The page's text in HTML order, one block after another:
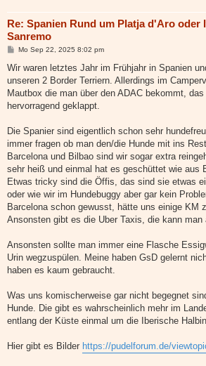
Re: Spanien Rund um Platja d'Aro oder
Sanremo
B
i
r
a
Mo Sep 22, 2025 8:02 pm
Wir waren letztes Jahr im Frühjahr in Spanien
unseren 2 Border Terriern. Allerdings im
Mautbox die man über den ADAC bekommt,
hervorragend geklappt.
Die Spanier sind eigentlich schon sehr
immer fragen ob man den/die Hunde mit ins
Barcelona und Bilbao sind wir sogar extra
sehr heiß und einmal hat es geschüttet wie aus
Etwas tricky sind die Öffis, das sind sie etwas
oder wie wir im Hundebuggy aber gar kein
Barcelona schon gewusst, hätte uns einige KM
Ansonsten gibt es die Uber Taxis, die kann man
Ansonsten sollte man immer eine Flasche
Urin wegzuspülen. Meine haben GsD gelernt
haben es kaum gebraucht.
Was uns komischerweise gar nicht begegnet
Hunde. Die gibt es wahrscheinlich mehr im
entlang der Küste einmal um die Iberische
Hier gibt es Bilder https://pudelforum.de/